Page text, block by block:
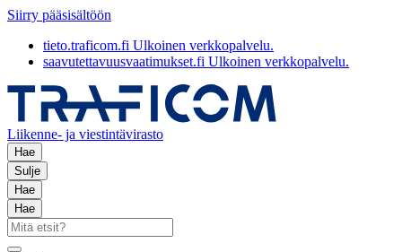
Siirry pääsisältöön
tieto.traficom.fi Ulkoinen verkkopalvelu.
saavutettavuusvaatimukset.fi Ulkoinen verkkopalvelu.
Liikenne- ja viestintävirasto
Hae
Sulje
Hae
Hae